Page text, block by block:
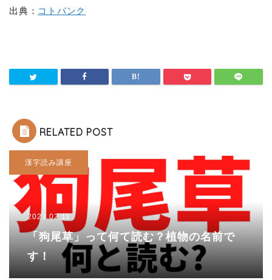
出典： コトバンク
RELATED POST
漢字読み講座
2023.02.11
「狗尾草」って何て読む？植物の名前で
す！